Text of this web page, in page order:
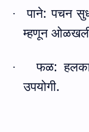
· पाने: पचन
म्हणून
· फळ:
उपयोगी.